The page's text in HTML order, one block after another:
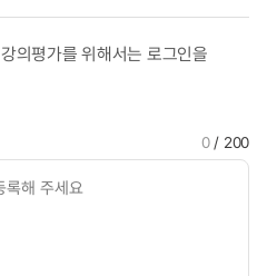
의평가를 위해서는 로그인을
0/ 200